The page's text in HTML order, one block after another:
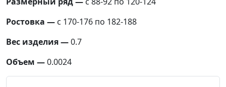
Ростовка — с 170-176 по 182-188
Вес изделия —0.7
Объем —0.0024